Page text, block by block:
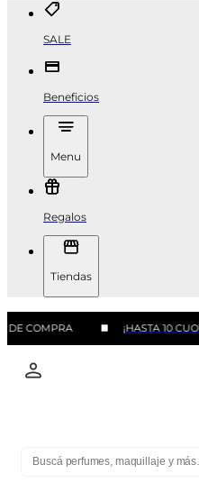
SALE
Beneficios
Menu
Regalos
Tiendas
DE COMPRA ¡HASTA 10